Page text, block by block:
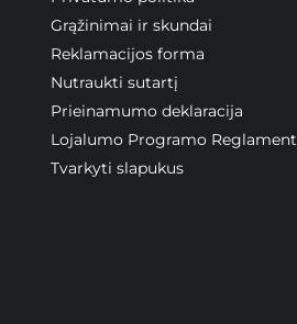
Grąžinimai ir skundai
Reklamacijos forma
Nutraukti sutartį
Prieinamumo deklaracija
Lojalumo Programo
Tvarkyti slapukus